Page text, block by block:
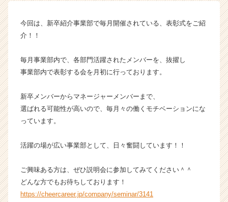
ン】
チ
ャ
成
長
ら
カ
ウ
ト
今回は、新卒紹介事業部で毎月開催されている、表彰式をご紹
介！！
毎月事業部内で、各部門活躍されたメンバーを、抜擢し
事業部内で表彰する会を月初に行っております。
新卒メンバーからマネージャーメンバーまで、
選ばれる可能性が高いので、毎月々の働くモチベーションにな
っています。
活躍の場が広い事業部として、日々奮闘しています！！
ご興味ある方は、ぜひ説明会に参加してみてください＾＾
どんな方でもお待ちしております！
https://cheercareer.jp/company/seminar/3141